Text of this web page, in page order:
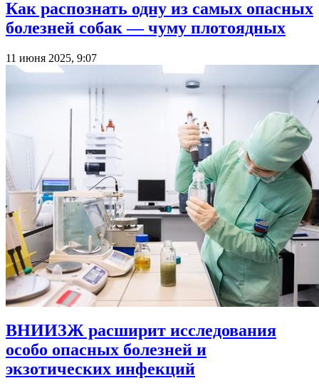
Как распознать одну из самых опасных
болезней собак — чуму плотоядных
11 июня 2025, 9:07
ВНИИЗЖ расширит исследования
особо опасных болезней и
экзотических инфекций